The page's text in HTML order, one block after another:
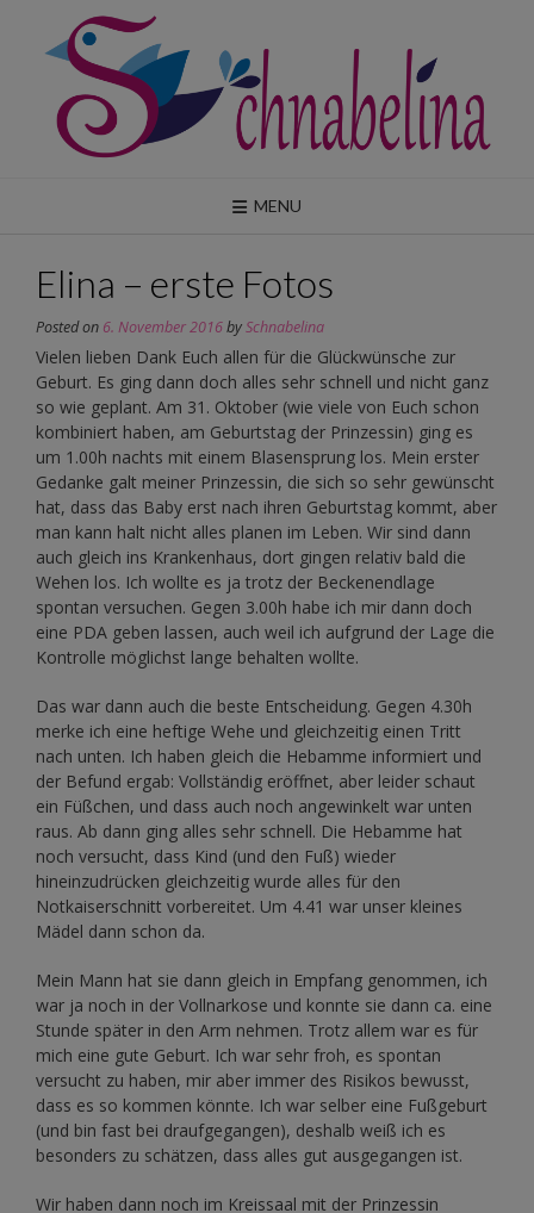
content
MENU
Elina – erste Fotos
Posted on 6. November 2016bySchnabelina
Vielen lieben Dank Euch allen für die Glückwünsche zur
Geburt. Es ging dann doch alles sehr schnell und nicht ganz
so wie geplant. Am 31. Oktober (wie viele von Euch schon
kombiniert haben, am Geburtstag der Prinzessin) ging es
um 1.00h nachts mit einem Blasensprung los. Mein erster
Gedanke galt meiner Prinzessin, die sich so sehr gewünscht
hat, dass das Baby erst nach ihren Geburtstag kommt, aber
man kann halt nicht alles planen im Leben. Wir sind dann
auch gleich ins Krankenhaus, dort gingen relativ bald die
Wehen los. Ich wollte es ja trotz der Beckenendlage
spontan versuchen. Gegen 3.00h habe ich mir dann doch
eine PDA geben lassen, auch weil ich aufgrund der Lage die
Kontrolle möglichst lange behalten wollte.
Das war dann auch die beste Entscheidung. Gegen 4.30h
merke ich eine heftige Wehe und gleichzeitig einen Tritt
nach unten. Ich haben gleich die Hebamme informiert und
der Befund ergab: Vollständig eröffnet, aber leider schaut
ein Füßchen, und dass auch noch angewinkelt war unten
raus. Ab dann ging alles sehr schnell. Die Hebamme hat
noch versucht, dass Kind (und den Fuß) wieder
hineinzudrücken gleichzeitig wurde alles für den
Notkaiserschnitt vorbereitet. Um 4.41 war unser kleines
Mädel dann schon da.
Mein Mann hat sie dann gleich in Empfang genommen, ich
war ja noch in der Vollnarkose und konnte sie dann ca. eine
Stunde später in den Arm nehmen. Trotz allem war es für
mich eine gute Geburt. Ich war sehr froh, es spontan
versucht zu haben, mir aber immer des Risikos bewusst,
dass es so kommen könnte. Ich war selber eine Fußgeburt
(und bin fast bei draufgegangen), deshalb weiß ich es
besonders zu schätzen, dass alles gut ausgegangen ist.
Wir haben dann noch im Kreissaal mit der Prinzessin